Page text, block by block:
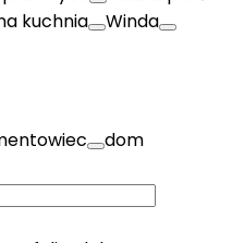
kuchnia
Winda
dom